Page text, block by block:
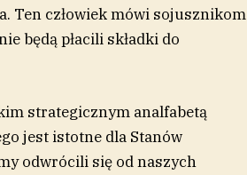
Ten człowiek mówi sojusznikom
będą płacili składki do
strategicznym analfabetą
jest istotne dla Stanów
odwrócili się od naszych